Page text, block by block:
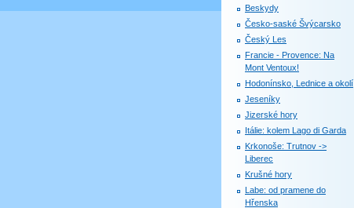
Beskydy
Česko-saské Švýcarsko
Český Les
Francie - Provence: Na
Mont Ventoux!
Hodonínsko, Lednice a okolí
Jeseníky
Jizerské hory
Itálie: kolem Lago di Garda
Krkonoše: Trutnov ->
Liberec
Krušné hory
Labe: od pramene do
Hřenska